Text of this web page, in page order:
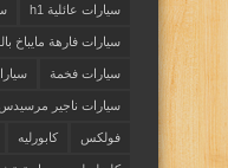
سيارات عائلية h1
سيارات فارهة مايباخ
سيارات فخمة
سيارات ناجير
فولكس كابورليه